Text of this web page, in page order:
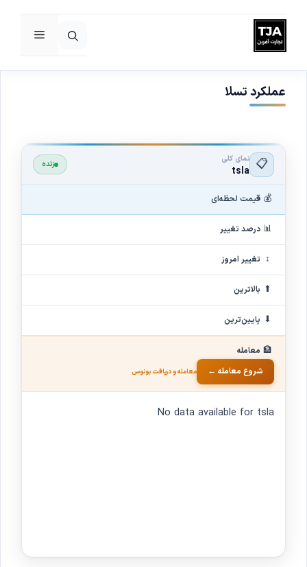
پرش
به
محتوا
فهرست
عملکرد تسلا
📋 نمای کلی
tsla زنده
💰 قیمت لحظه‌ای
📊 درصد تغییر
↕ تغییر امروز
⬆ بالاترین
⬇ پایین‌ترین
🏦 معامله
شروع معامله ←
معامله و دریافت بونوس
No data available for tsla